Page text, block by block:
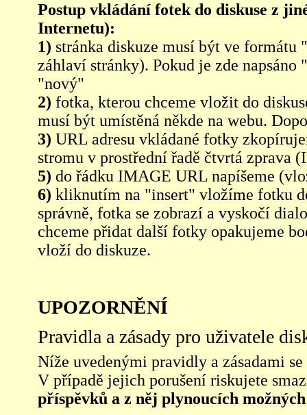
Postup vkládání fotek do diskuse z
Internetu):
1) stránka diskuze musí být ve
záhlaví stránky). Pokud je zde
"nový"
2) fotka, kterou chceme vložit do
musí být umístěná někde na webu.
3) URL adresu vkládané fotky
stromu v prostřední řadě čtvrtá zprava
5) do řádku IMAGE URL napíšeme
6) kliknutím na "insert" vložíme fotku
správně, fotka se zobrazí a vyskočí
chceme přidat další fotky opakujeme
vloží do diskuze.
UPOZORNĚNÍ
Pravidla a zásady pro uživatele
Níže uvedenými pravidly a zásadami
V případě jejich porušení riskujete
příspěvků a z něj plynoucích